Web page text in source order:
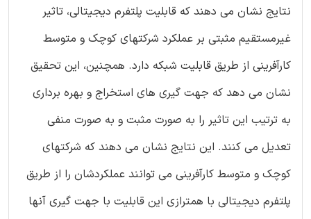
نتایج نشان می دهند که قابلیت پلتفرم دیجیتالی، تاثیر
غیرمستقیم مثبتی بر عملکرد شرکتهای کوچک و متوسط
کارآفرینی از طریق قابلیت شبکه دارد. همچنین، این تحقیق
نشان می دهد که جهت گیری های استخراج و بهره برداری
به ترتیب این تاثیر را به صورت مثبت و به صورت منفی
تعدیل می کنند. این نتایج نشان می دهند که شرکتهای
کوچک و متوسط کارآفرینی می توانند عملکردشان را از طریق
پلتفرم دیجیتالی با همترازی این قابلیت با جهت گیری آنها